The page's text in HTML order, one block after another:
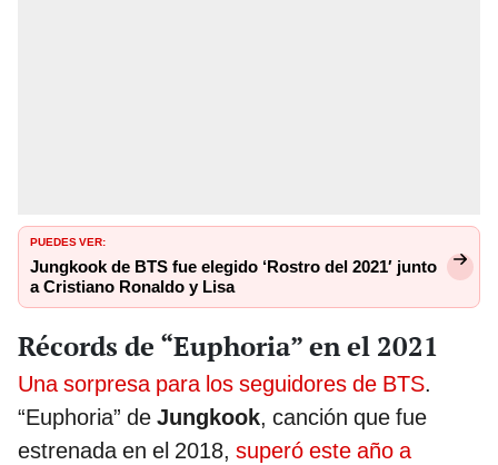
PUEDES VER:
Jungkook de BTS fue elegido ‘Rostro del 2021′ junto
a Cristiano Ronaldo y Lisa
Récords de “Euphoria” en el 2021
Una sorpresa para los seguidores de BTS.
“Euphoria” de Jungkook, canción que fue
estrenada en el 2018, superó este año a